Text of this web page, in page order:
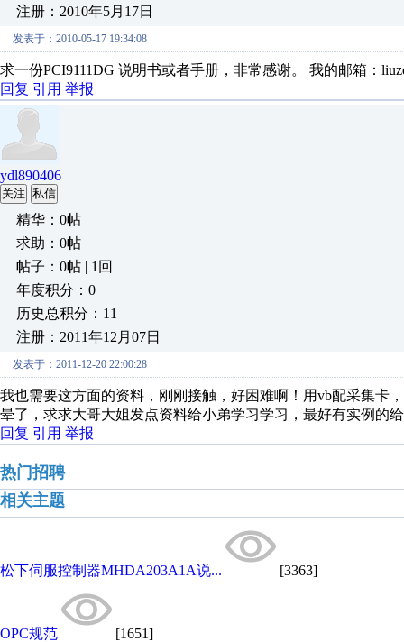
注册：2010年5月17日
发表于：2010-05-17 19:34:08
求一份PCI9111DG 说明书或者手册，非常感谢。 我的邮箱：
回复 引用 举报
ydl890406
关注 私信
精华：0帖
求助：0帖
帖子：0帖 | 1回
年度积分：0
历史总积分：11
注册：2011年12月07日
发表于：2011-12-20 22:00:28
我也需要这方面的资料，刚刚接触，好困难啊！用vb配采集卡
晕了，求求大哥大姐发点资料给小弟学习学习，最好有实例的
回复 引用 举报
热门招聘
相关主题
松下伺服控制器MHDA203A1A说... [3363]
OPC规范 [1651]